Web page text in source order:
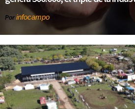
Por infocampo